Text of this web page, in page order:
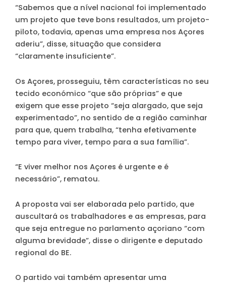
“Sabemos que a nível nacional foi implementado
um projeto que teve bons resultados, um projeto-
piloto, todavia, apenas uma empresa nos Açores
aderiu”, disse, situação que considera
“claramente insuficiente”.
Os Açores, prosseguiu, têm características no seu
tecido económico “que são próprias” e que
exigem que esse projeto “seja alargado, que seja
experimentado”, no sentido de a região caminhar
para que, quem trabalha, “tenha efetivamente
tempo para viver, tempo para a sua família”.
“E viver melhor nos Açores é urgente e é
necessário”, rematou.
A proposta vai ser elaborada pelo partido, que
auscultará os trabalhadores e as empresas, para
que seja entregue no parlamento açoriano “com
alguma brevidade”, disse o dirigente e deputado
regional do BE.
O partido vai também apresentar uma